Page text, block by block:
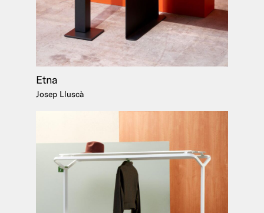
Etna
Josep Lluscà